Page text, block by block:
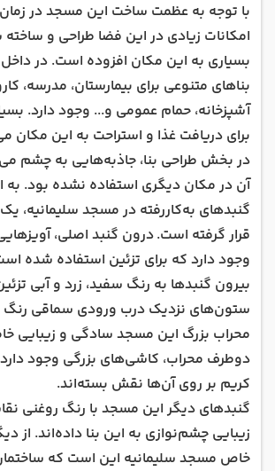
با توجه به عظمت ساخت این مسجد در
امکانات زیادی در این فضا طراحی و
بسیاری به این مکان افزوده است. در
بناهای متنوعی برای بیمارستان، مدرسه،
آشپزخانه، حمام عمومی و... وجود دارد.
برای دریافت غذا و استراحت به این مکان
در بخش طراحی بنا، جاذبه‌هایی به چشم
آن در مکان دیگری استفاده نشده بود. به‌
گنبد‌های به‌کاررفته در مسجد سلیمانیه،
قرار گرفته است. درون گنبد اصلی،
وجود دارد که برای تزئین استفاده شده
بیرون گنبدها به‌ رنگ سفید، زرد و آبی
ستون‌های نزدیک درب ورودی سماقی رنگ
محراب بزرگ این مسجد سادگی و زیبایی
دوطرف محراب، کاشی‌های بزرگی وجود دارد
کریم بر روی آن‌ها نقش بسته‌اند.
گنبدهای دیگر این مسجد با رنگ روغنی
زیبایی چشم‌نوازی به این بنا داده‌اند. از
خاص مسجد سلیمانیه این است که